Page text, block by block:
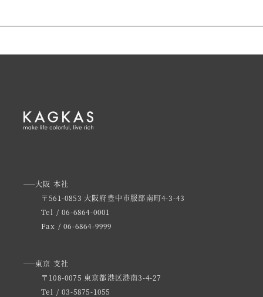
大阪 本社
〒561-0853 大阪府豊中市服部南町4-3-43
Tel / 06-6864-0001
Fax / 06-6864-9999
東京 支社
〒108-0075 東京都港区港南3-4-27
Tel / 03-5875-1055